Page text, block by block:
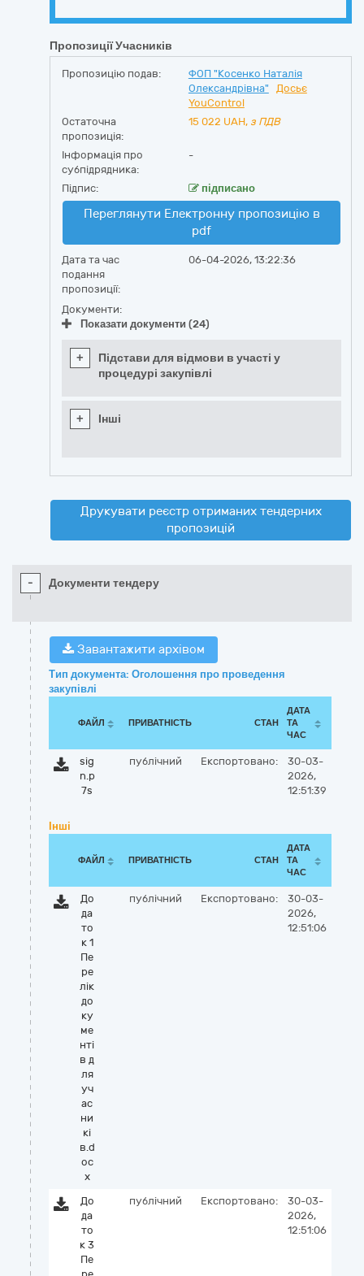
Пропозиції Учасників
Пропозицію подав:
ФОП "Косенко Наталія
Олександрівна"
Досьє
YouControl
Остаточна
пропозиція:
15 022 UAH, з ПДВ
Інформація про
субпідрядника:
-
Підпис: підписано
Переглянути Електронну пропозицію в
pdf
Дата та час
подання
пропозиції:
06-04-2026, 13:22:36
Документи:
Показати документи (24)
+
Підстави для відмови в участі у
процедурі закупівлі
+ Інші
Друкувати реєстр отриманих тендерних
пропозицій
- Документи тендеру
Завантажити архівом
Тип документа: Оголошення про проведення
закупівлі
ФАЙЛ ПРИВАТНІСТЬ СТАН
ДАТА
ТА
ЧАС
sig
n.p
7s
публічний Експортовано:
30-03-
2026,
12:51:39
Інші
ФАЙЛ ПРИВАТНІСТЬ СТАН
ДАТА
ТА
ЧАС
До
да
то
к 1
Пе
ре
лік
до
ку
ме
нті
в д
ля
уч
ас
ни
кі
в.d
oc
x
публічний Експортовано:
30-03-
2026,
12:51:06
До
да
то
к 3
Пе
публічний Експортовано:
30-03-
2026,
12:51:06